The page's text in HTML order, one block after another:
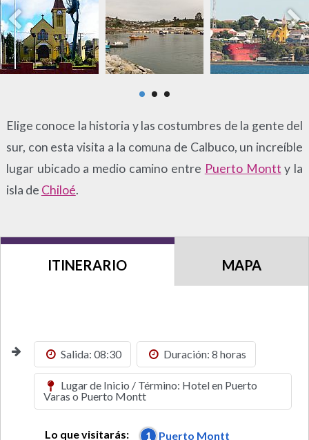
Elige conoce la historia y las costumbres de la gente del
sur, con esta visita a la comuna de Calbuco, un increíble
lugar ubicado a medio camino entre Puerto Montt y la
isla de Chiloé.
ITINERARIO MAPA
Salida: 08:30 Duración: 8 horas
Lugar de Inicio / Término: Hotel en Puerto
Varas o Puerto Montt
Lo que visitarás: 1 Puerto Montt